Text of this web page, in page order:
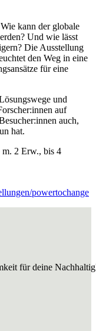
kann der globale
Und wie lässt
Die Ausstellung
den Weg in eine
für eine
und
auf
auch,
hat.
m. 2 Erw., bis 4
powertochange
für deine